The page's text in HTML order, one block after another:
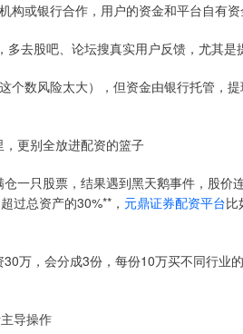
构或银行合作，用户的资金和平台自有
去股吧、论坛搜真实用户反馈，尤其是
个数风险太大），但资金由银行托管，
更别全放进配资的篮子
一只股票，结果遇到黑天鹅事件，股价
过总资产的30%**， 元鼎证券配资平台比
万，会分成3份，每份10万买不同行业
导操作